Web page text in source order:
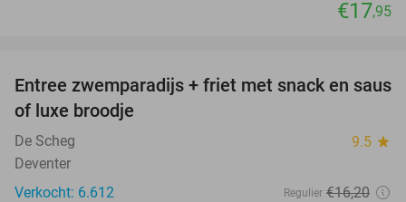
€17,95
20%
Entree zwemparadijs + friet met snack en saus
of luxe broodje
De Scheg 9.5 star
Deventer
Verkocht: 6.612
Regulier €16,20